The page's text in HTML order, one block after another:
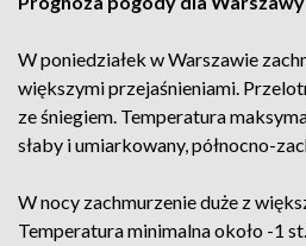
W poniedziałek w Warszawie
większymi przejaśnieniami.
ze śniegiem. Temperatura
słaby i umiarkowany, północno-
W nocy zachmurzenie duże z
Temperatura minimalna około -1